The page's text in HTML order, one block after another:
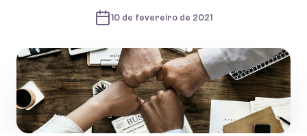
10 de fevereiro de 2021